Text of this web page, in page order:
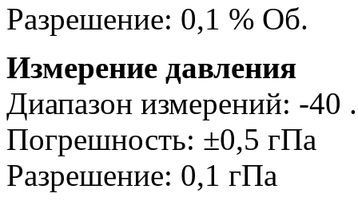
Разрешение: 0,1 % Об.
Измерение давления
Диапазон измерений: -40
Погрешность: ±0,5 гПа
Разрешение: 0,1 гПа